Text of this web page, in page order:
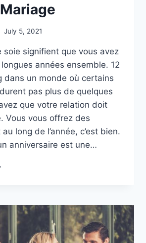
July 5, 2021
soie signifient que vous avez
années ensemble. 12
dans un monde où certains
pas plus de quelques
que votre relation doit
Vous vous offrez des
long de l’année, c’est bien.
anniversaire est une…